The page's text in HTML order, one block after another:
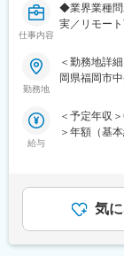
■研修・育成
・入社後の
・
・DTCと共
■案件例：
・化粧品会
グオートメ
めたシステ
・保活ワン
スマートフ
か、自治体
仕事内容
◆業界業種問
実／リモー
80％◆
CRMプロジ
システム導
ト～移行~運
■取り扱いサ
Salesforce（
般）、
勤務地
＜勤務地詳
岡県福岡市
＞全国フル
対策：屋内
西）住所：
給与
＜予定年収
＞年額（基
通じて上下
表記です。
気